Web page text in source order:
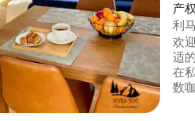
分），共 8 条评价 产
利
欢
适
在
数